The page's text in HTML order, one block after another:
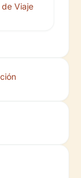
de Viaje